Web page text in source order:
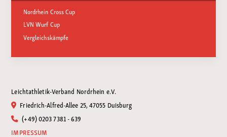
Nordrhein Cross Cup
LVN Wurf Cup
Vergleichskämpfe
Leichtathletik-Verband Nordrhein e.V.
Friedrich-Alfred-Allee 25, 47055 Duisburg
(+49) 0203 7381 - 639
IMPRESSUM